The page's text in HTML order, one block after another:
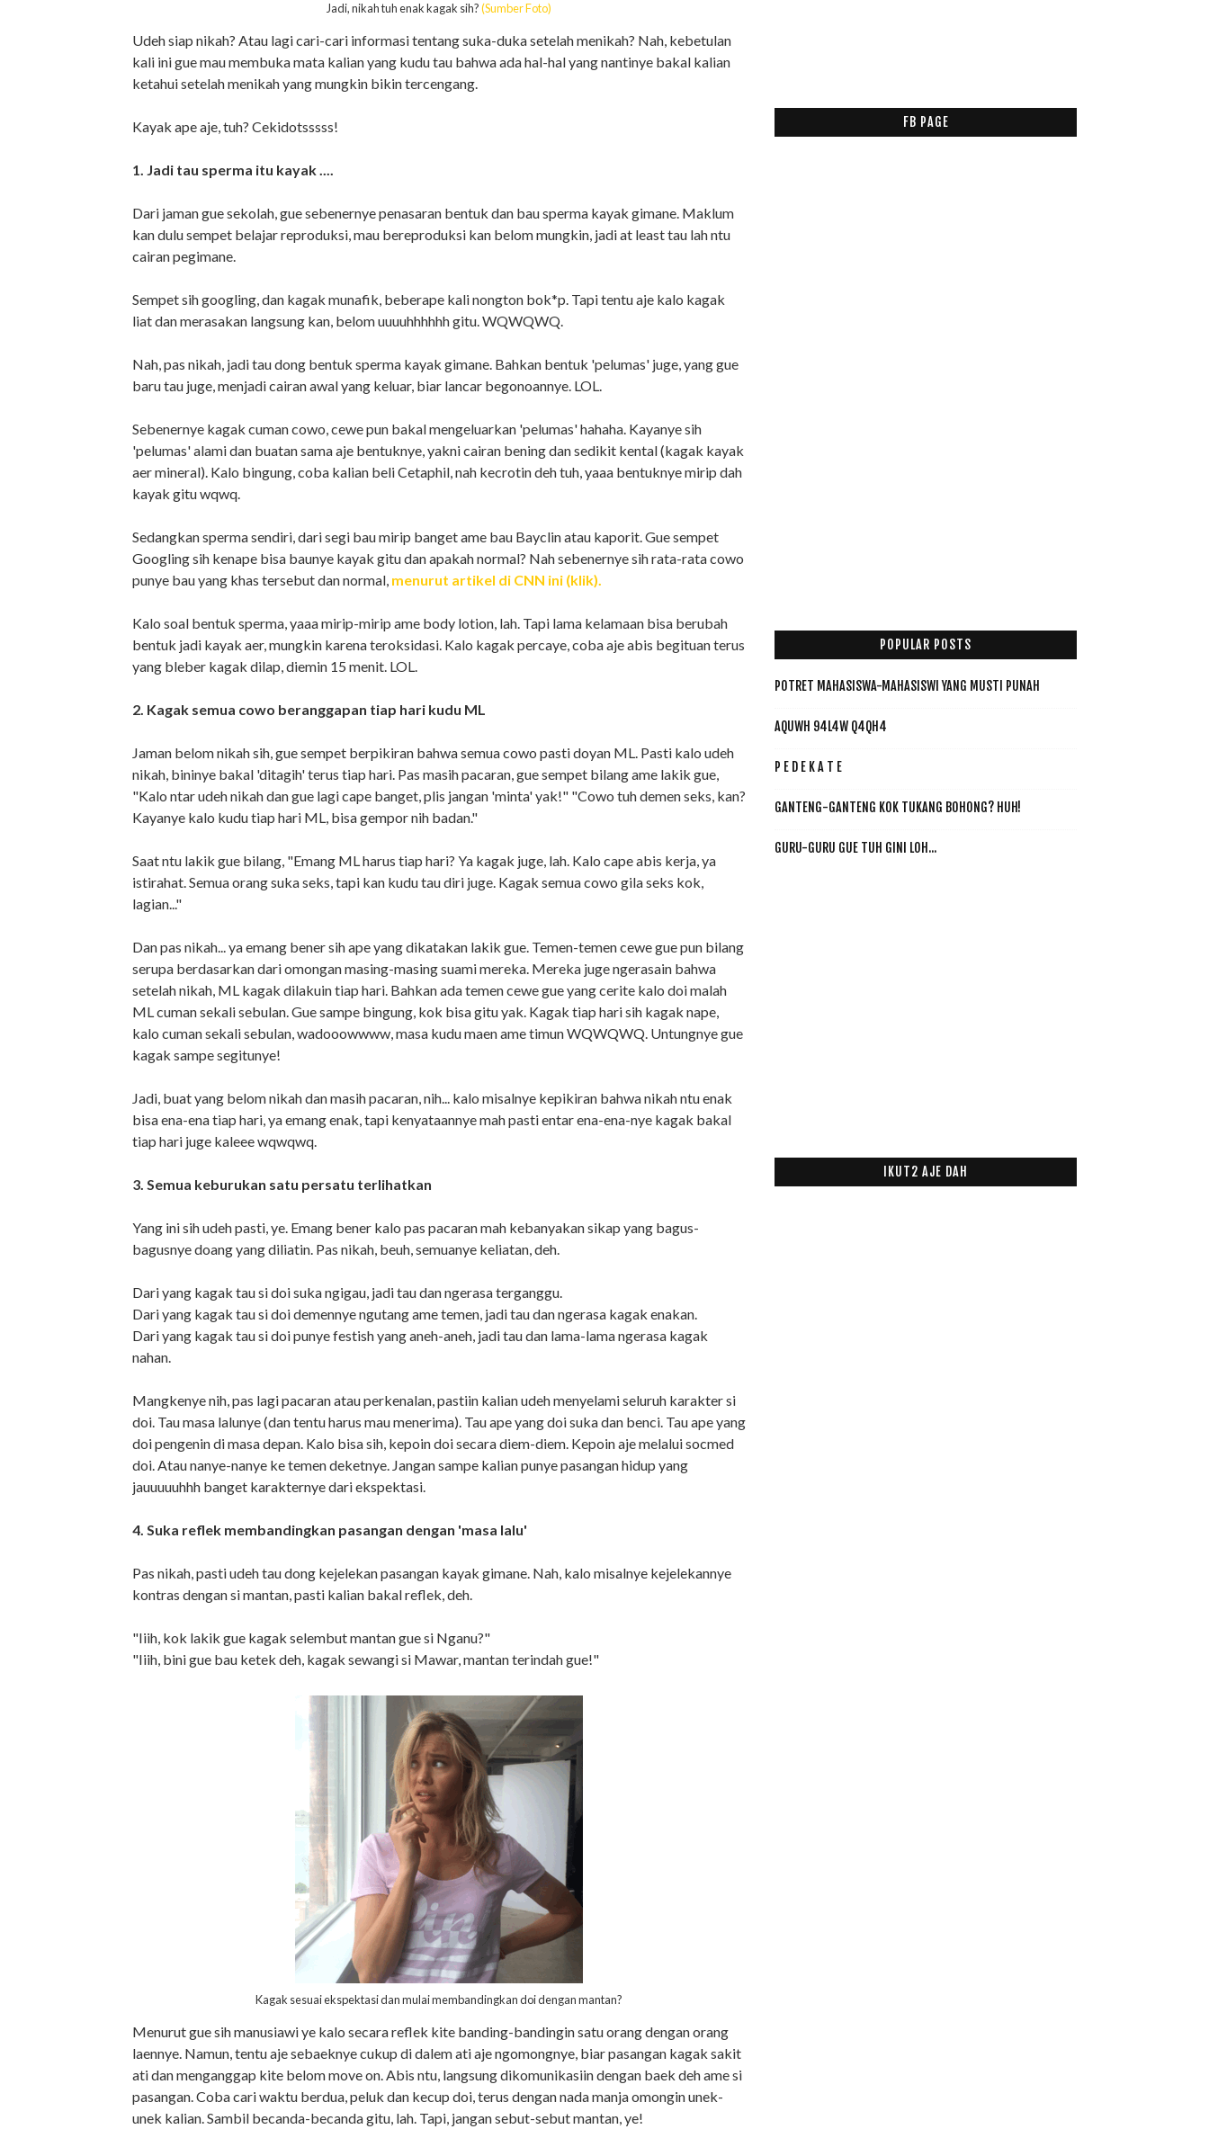
Jadi, nikah tuh enak kagak sih?(Sumber Foto)
Udeh siap nikah? Atau lagi cari-cari informasi tentang suka-duka setelah menikah? Nah, kebetulan
kali ini gue mau membuka mata kalian yang kudu tau bahwa ada hal-hal yang nantinye bakal kalian
ketahui setelah menikah yang mungkin bikin tercengang.
Kayak ape aje, tuh? Cekidotsssss!
1. Jadi tau sperma itu kayak ....
Dari jaman gue sekolah, gue sebenernye penasaran bentuk dan bau sperma kayak gimane. Maklum
kan dulu sempet belajar reproduksi, mau bereproduksi kan belom mungkin, jadi at least tau lah ntu
cairan pegimane.
Sempet sih googling, dan kagak munafik, beberape kali nongton bok*p. Tapi tentu aje kalo kagak
liat dan merasakan langsung kan, belom uuuuhhhhhh gitu. WQWQWQ.
Nah, pas nikah, jadi tau dong bentuk sperma kayak gimane. Bahkan bentuk 'pelumas' juge, yang gue
baru tau juge, menjadi cairan awal yang keluar, biar lancar begonoannye. LOL.
Sebenernye kagak cuman cowo, cewe pun bakal mengeluarkan 'pelumas' hahaha. Kayanye sih
'pelumas' alami dan buatan sama aje bentuknye, yakni cairan bening dan sedikit kental (kagak kayak
aer mineral). Kalo bingung, coba kalian beli Cetaphil, nah kecrotin deh tuh, yaaa bentuknye mirip dah
kayak gitu wqwq.
Sedangkan sperma sendiri, dari segi bau mirip banget ame bau Bayclin atau kaporit. Gue sempet
Googling sih kenape bisa baunye kayak gitu dan apakah normal? Nah sebenernye sih rata-rata cowo
punye bau yang khas tersebut dan normal, menurut artikel di CNN ini (klik).
Kalo soal bentuk sperma, yaaa mirip-mirip ame body lotion, lah. Tapi lama kelamaan bisa berubah
bentuk jadi kayak aer, mungkin karena teroksidasi. Kalo kagak percaye, coba aje abis begituan terus
yang bleber kagak dilap, diemin 15 menit. LOL.
2. Kagak semua cowo beranggapan tiap hari kudu ML
Jaman belom nikah sih, gue sempet berpikiran bahwa semua cowo pasti doyan ML. Pasti kalo udeh
nikah, bininye bakal 'ditagih' terus tiap hari. Pas masih pacaran, gue sempet bilang ame lakik gue,
"Kalo ntar udeh nikah dan gue lagi cape banget, plis jangan 'minta' yak!" "Cowo tuh demen seks, kan?
Kayanye kalo kudu tiap hari ML, bisa gempor nih badan."
Saat ntu lakik gue bilang, "Emang ML harus tiap hari? Ya kagak juge, lah. Kalo cape abis kerja, ya
istirahat. Semua orang suka seks, tapi kan kudu tau diri juge. Kagak semua cowo gila seks kok,
lagian..."
Dan pas nikah... ya emang bener sih ape yang dikatakan lakik gue. Temen-temen cewe gue pun bilang
serupa berdasarkan dari omongan masing-masing suami mereka. Mereka juge ngerasain bahwa
setelah nikah, ML kagak dilakuin tiap hari. Bahkan ada temen cewe gue yang cerite kalo doi malah
ML cuman sekali sebulan. Gue sampe bingung, kok bisa gitu yak. Kagak tiap hari sih kagak nape,
kalo cuman sekali sebulan, wadooowwww, masa kudu maen ame timun WQWQWQ. Untungnye gue
kagak sampe segitunye!
Jadi, buat yang belom nikah dan masih pacaran, nih... kalo misalnye kepikiran bahwa nikah ntu enak
bisa ena-ena tiap hari, ya emang enak, tapi kenyataannye mah pasti entar ena-ena-nye kagak bakal
tiap hari juge kaleee wqwqwq.
3. Semua keburukan satu persatu terlihatkan
Yang ini sih udeh pasti, ye. Emang bener kalo pas pacaran mah kebanyakan sikap yang bagus-
bagusnye doang yang diliatin. Pas nikah, beuh, semuanye keliatan, deh.
Dari yang kagak tau si doi suka ngigau, jadi tau dan ngerasa terganggu.
Dari yang kagak tau si doi demennye ngutang ame temen, jadi tau dan ngerasa kagak enakan.
Dari yang kagak tau si doi punye festish yang aneh-aneh, jadi tau dan lama-lama ngerasa kagak
nahan.
Mangkenye nih, pas lagi pacaran atau perkenalan, pastiin kalian udeh menyelami seluruh karakter si
doi. Tau masa lalunye (dan tentu harus mau menerima). Tau ape yang doi suka dan benci. Tau ape yang
doi pengenin di masa depan. Kalo bisa sih, kepoin doi secara diem-diem. Kepoin aje melalui socmed
doi. Atau nanye-nanye ke temen deketnye. Jangan sampe kalian punye pasangan hidup yang
jauuuuuhhh banget karakternye dari ekspektasi.
4. Suka reflek membandingkan pasangan dengan 'masa lalu'
Pas nikah, pasti udeh tau dong kejelekan pasangan kayak gimane. Nah, kalo misalnye kejelekannye
kontras dengan si mantan, pasti kalian bakal reflek, deh.
"Iiih, kok lakik gue kagak selembut mantan gue si Nganu?"
"Iiih, bini gue bau ketek deh, kagak sewangi si Mawar, mantan terindah gue!"
Kagak sesuai ekspektasi dan mulai membandingkan doi dengan mantan?
Menurut gue sih manusiawi ye kalo secara reflek kite banding-bandingin satu orang dengan orang
laennye. Namun, tentu aje sebaeknye cukup di dalem ati aje ngomongnye, biar pasangan kagak sakit
ati dan menganggap kite belom move on. Abis ntu, langsung dikomunikasiin dengan baek deh ame si
pasangan. Coba cari waktu berdua, peluk dan kecup doi, terus dengan nada manja omongin unek-
unek kalian. Sambil becanda-becanda gitu, lah. Tapi, jangan sebut-sebut mantan, ye!
FB PAGE
POPULAR POSTS
POTRET MAHASISWA-MAHASISWI YANG MUSTI PUNAH
AQUWH 94L4W Q4QH4
P E D E K A T E
GANTENG-GANTENG KOK TUKANG BOHONG? HUH!
GURU-GURU GUE TUH GINI LOH...
IKUT2 AJE DAH